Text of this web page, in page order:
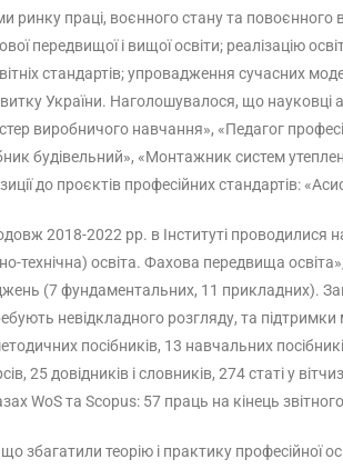
ринку праці, воєнного стану та
передвищої і вищої освіти; реалізацію
стандартів; упровадження сучасних
України. Наголошувалося, що
виробничого навчання», «Педагог
будівельний», «Монтажник систем
до проєктів професійних стандартів:
2018-2022 рр. в Інституті проводилися
технічна) освіта. Фахова передвища
(7 фундаментальних, 11
невідкладного розгляду, та
посібників, 13 навчальних
25 довідників і словників, 274 статі у
WoS та Scopus: 57 праць на кінець звітного
збагатили теорію і практику професійної